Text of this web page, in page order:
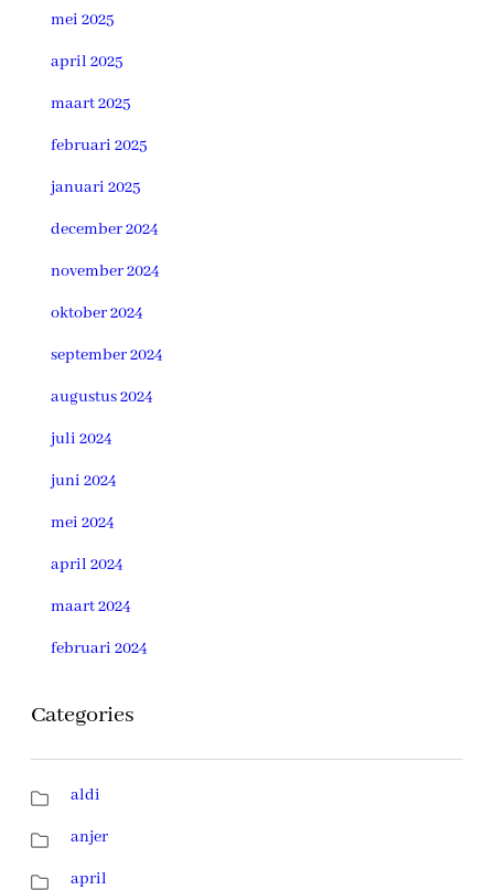
mei 2025
april 2025
maart 2025
februari 2025
januari 2025
december 2024
november 2024
oktober 2024
september 2024
augustus 2024
juli 2024
juni 2024
mei 2024
april 2024
maart 2024
februari 2024
Categories
aldi
anjer
april